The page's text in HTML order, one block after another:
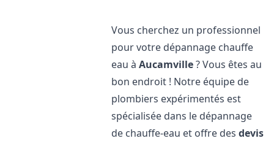
Vous cherchez un professionnel
pour votre dépannage chauffe
eau àAucamville? Vous êtes au
bon endroit ! Notre équipe de
plombiers expérimentés est
spécialisée dans le dépannage
de chauffe-eau et offre desdevis